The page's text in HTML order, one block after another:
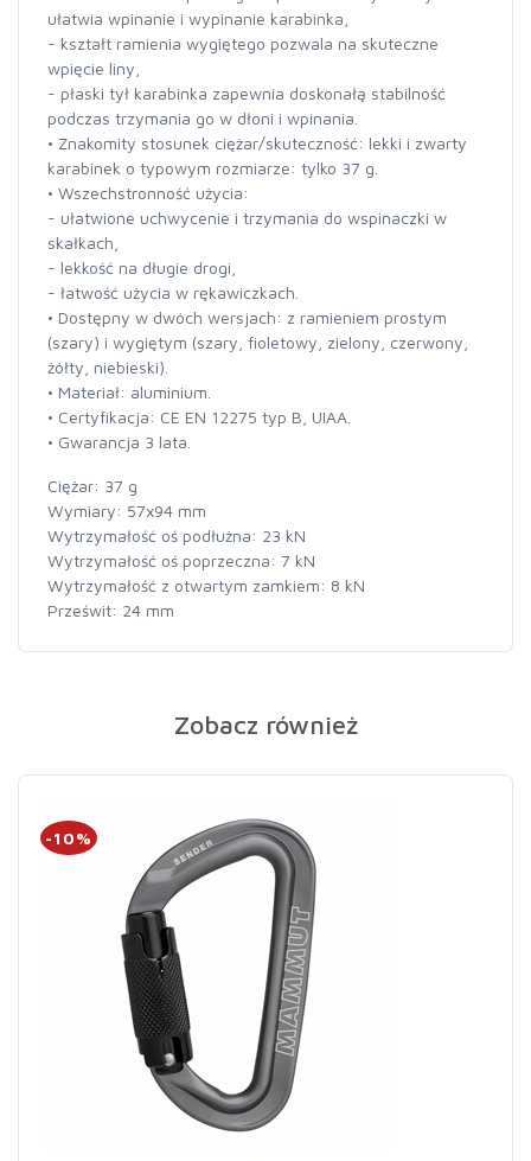
ułatwia wpinanie i wypinanie karabinka,
- kształt ramienia wygiętego pozwala na skuteczne
wpięcie liny,
- płaski tył karabinka zapewnia doskonałą stabilność
podczas trzymania go w dłoni i wpinania.
• Znakomity stosunek ciężar/skuteczność: lekki i zwarty
karabinek o typowym rozmiarze: tylko 37 g.
• Wszechstronność użycia:
- ułatwione uchwycenie i trzymania do wspinaczki w
skałkach,
- lekkość na długie drogi,
- łatwość użycia w rękawiczkach.
• Dostępny w dwóch wersjach: z ramieniem prostym
(szary) i wygiętym (szary, fioletowy, zielony, czerwony,
żółty, niebieski).
• Materiał: aluminium.
• Certyfikacja: CE EN 12275 typ B, UIAA.
• Gwarancja 3 lata.
Ciężar: 37 g
Wymiary: 57x94 mm
Wytrzymałość oś podłużna: 23 kN
Wytrzymałość oś poprzeczna: 7 kN
Wytrzymałość z otwartym zamkiem: 8 kN
Prześwit: 24 mm
Zobacz również
-10%